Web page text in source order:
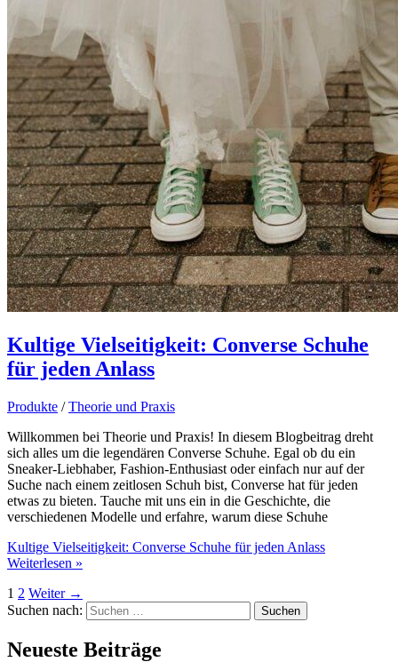
Kultige Vielseitigkeit: Converse Schuhe
für jeden Anlass
Produkte /Theorie und Praxis
Willkommen bei Theorie und Praxis! In diesem Blogbeitrag dreht
sich alles um die legendären Converse Schuhe. Egal ob du ein
Sneaker-Liebhaber, Fashion-Enthusiast oder einfach nur auf der
Suche nach einem zeitlosen Schuh bist, Converse hat für jeden
etwas zu bieten. Tauche mit uns ein in die Geschichte, die
verschiedenen Modelle und erfahre, warum diese Schuhe
Kultige Vielseitigkeit: Converse Schuhe für jeden Anlass
Weiterlesen »
1 2 Weiter →
Suchen nach:
Neueste Beiträge